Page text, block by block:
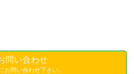
問い合わせ
お問い合わせ下さい。